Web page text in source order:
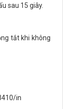
sau 15 giây.
tắt khi không
in